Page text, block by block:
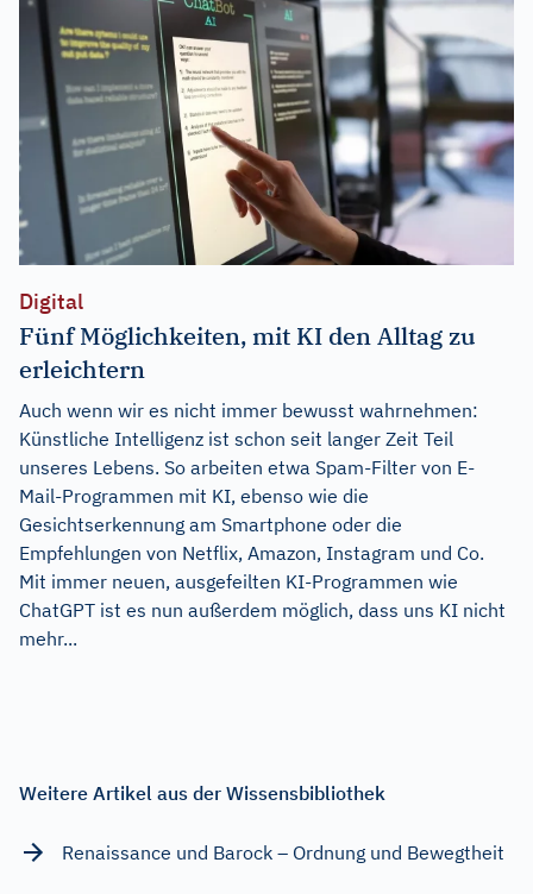
Digital
Fünf Möglichkeiten, mit KI den Alltag zu
erleichtern
Auch wenn wir es nicht immer bewusst wahrnehmen:
Künstliche Intelligenz ist schon seit langer Zeit Teil
unseres Lebens. So arbeiten etwa Spam-Filter von E-
Mail-Programmen mit KI, ebenso wie die
Gesichtserkennung am Smartphone oder die
Empfehlungen von Netflix, Amazon, Instagram und Co.
Mit immer neuen, ausgefeilten KI-Programmen wie
ChatGPT ist es nun außerdem möglich, dass uns KI nicht
mehr...
Weitere Artikel aus der Wissensbibliothek
Renaissance und Barock – Ordnung und Bewegtheit